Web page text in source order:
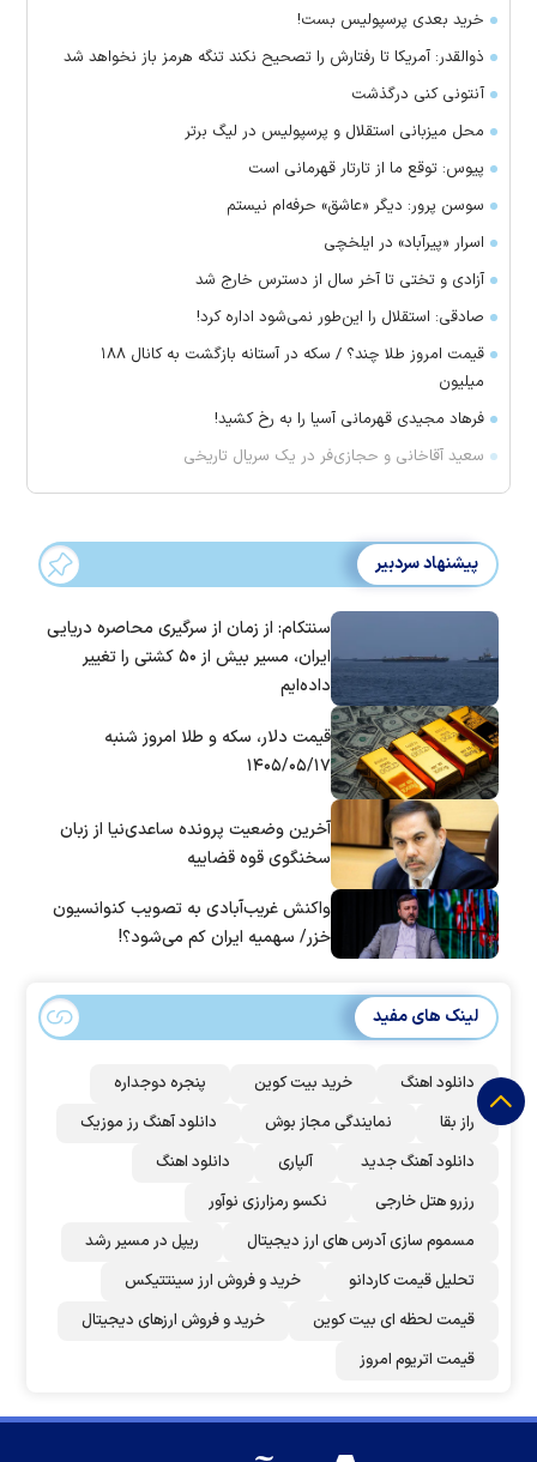
خرید بعدی پرسپولیس بست!
ذوالقدر: آمریکا تا رفتارش را تصحیح نکند تنگه هرمز باز نخواهد شد
آنتونی کنی درگذشت
محل میزبانی استقلال و پرسپولیس در لیگ برتر
پیوس: توقع ما از تارتار قهرمانی است
سوسن پرور: دیگر «عاشق» حرفه‌ام نیستم
اسرار «پیرآباد» در ایلخچی
آزادی و تختی تا آخر سال از دسترس خارج شد
صادقی: استقلال را این‌طور نمی‌شود اداره کرد!
قیمت امروز طلا چند؟ / سکه در آستانه بازگشت به کانال ۱۸۸
میلیون
فرهاد مجیدی قهرمانی آسیا را به رخ کشید!
سعید آقاخانی و حجازی‌فر در یک سریال تاریخی
پیشنهاد سردبیر
سنتکام: از زمان از سرگیری محاصره دریایی
ایران، مسیر بیش از ۵۰ کشتی را تغییر
داده‌ایم
قیمت دلار، سکه و طلا امروز شنبه
۱۴۰۵/۰۵/۱۷
آخرین وضعیت پرونده ساعدی‌نیا از زبان
سخنگوی قوه قضاییه
واکنش غریب‌آبادی به تصویب کنوانسیون
خزر/ سهمیه ایران کم می‌شود؟!
لینک های مفید
دانلود اهنگ خرید بیت کوین
پنجره دوجداره
راز بقا
نمایندگی مجاز بوش
دانلود آهنگ رز‌ موزیک
دانلود آهنگ جدید
آلپاری
دانلود اهنگ
رزرو هتل خارجی
نکسو رمزارزی نوآور
مسموم سازی آدرس های ارز دیجیتال
ریپل در مسیر رشد
تحلیل قیمت کاردانو
خرید و فروش ارز سینتتیکس
قیمت لحظه ای بیت کوین
خرید و فروش ارزهای دیجیتال
قیمت اتریوم امروز